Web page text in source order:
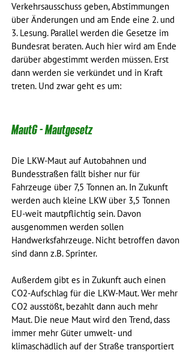
Verkehrsausschuss geben, Abstimmungen
über Änderungen und am Ende eine 2. und
3. Lesung. Parallel werden die Gesetze im
Bundesrat beraten. Auch hier wird am Ende
darüber abgestimmt werden müssen. Erst
dann werden sie verkündet und in Kraft
treten. Und zwar geht es um:
MautG - Mautgesetz
Die LKW-Maut auf Autobahnen und
Bundesstraßen fällt bisher nur für
Fahrzeuge über 7,5 Tonnen an. In Zukunft
werden auch kleine LKW über 3,5 Tonnen
EU-weit mautpflichtig sein. Davon
ausgenommen werden sollen
Handwerksfahrzeuge. Nicht betroffen davon
sind dann z.B. Sprinter.
Außerdem gibt es in Zukunft auch einen
CO2-Aufschlag für die LKW-Maut. Wer mehr
CO2 ausstößt, bezahlt dann auch mehr
Maut. Die neue Maut wird den Trend, dass
immer mehr Güter umwelt- und
klimaschädlich auf der Straße transportiert